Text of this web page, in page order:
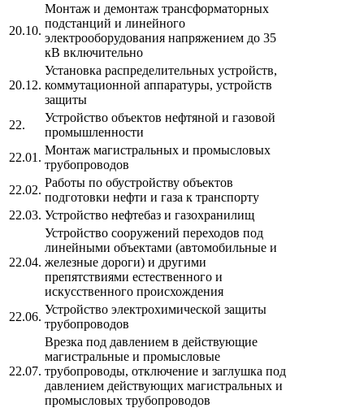
20.10.
Монтаж и демонтаж трансформаторных
подстанций и линейного
электрооборудования напряжением до 35
кВ включительно
20.12.
Установка распределительных устройств,
коммутационной аппаратуры, устройств
защиты
22.
Устройство объектов нефтяной и газовой
промышленности
22.01.
Монтаж магистральных и промысловых
трубопроводов
22.02.
Работы по обустройству объектов
подготовки нефти и газа к транспорту
22.03. Устройство нефтебаз и газохранилищ
22.04.
Устройство сооружений переходов под
линейными объектами (автомобильные и
железные дороги) и другими
препятствиями естественного и
искусственного происхождения
22.06.
Устройство электрохимической защиты
трубопроводов
22.07.
Врезка под давлением в действующие
магистральные и промысловые
трубопроводы, отключение и заглушка под
давлением действующих магистральных и
промысловых трубопроводов